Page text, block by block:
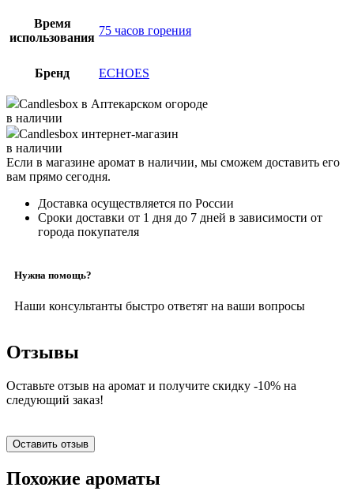
Время
использования
75 часов горения
Бренд ECHOES
Candlesbox в Аптекарском огороде
в наличии
Candlesbox интернет-магазин
в наличии
Если в магазине аромат в наличии, мы сможем доставить его
вам прямо сегодня.
Доставка осуществляется по России
Сроки доставки от 1 дня до 7 дней в зависимости от
города покупателя
Нужна помощь?
Наши консультанты быстро ответят на ваши вопросы
Отзывы
Оставьте отзыв на аромат и получите скидку -10% на
следующий заказ!
Оставить отзыв
Похожие ароматы